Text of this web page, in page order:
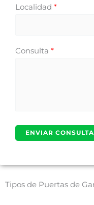
Localidad *
Consulta *
Tipos de Puertas de